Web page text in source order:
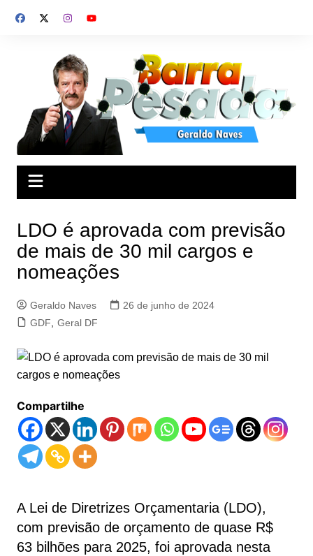
para
LDO é aprovada com previsão
de mais de 30 mil cargos e
nomeações
Geraldo Naves
26 de junho de 2024
GDF, Geral DF
Compartilhe
A Lei de Diretrizes Orçamentaria (LDO),
com previsão de orçamento de quase R$
63 bilhões para 2025, foi aprovada nesta